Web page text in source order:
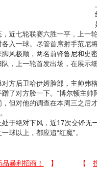
七轮联赛六胜一平，上一
入一球。尽管首席射手范尼
风极顺，两名前锋鲁尼和史
，上一轮首发出场，在展示
方后卫哈伊姆脸部，主帅弗
了对方脸一下。”博尔顿主
但对他的调查在本周三之后
绝对下风，近17次交锋无
球以上，都应追“红魔”。